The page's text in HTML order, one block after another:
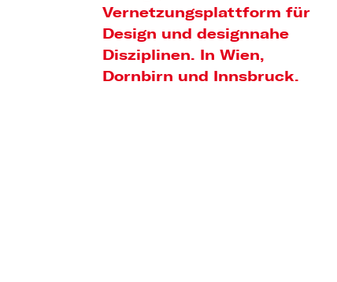
Vernetzungsplattform für
Design und designnahe
Disziplinen. In Wien,
Dornbirn und Innsbruck.